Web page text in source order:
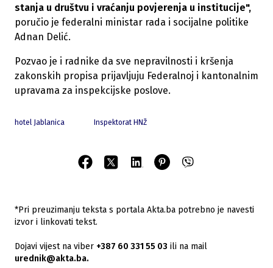
stanja u društvu i vraćanju povjerenja u institucije",
poručio je federalni ministar rada i socijalne politike
Adnan Delić.
Pozvao je i radnike da sve nepravilnosti i kršenja
zakonskih propisa prijavljuju Federalnoj i kantonalnim
upravama za inspekcijske poslove.
hotel Jablanica Inspektorat HNŽ
*Pri preuzimanju teksta s portala Akta.ba potrebno je navesti
izvor i linkovati tekst.
Dojavi vijest na viber +387 60 331 55 03 ili na mail
urednik@akta.ba.